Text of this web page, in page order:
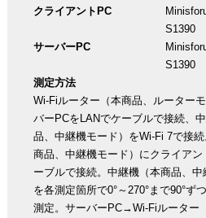
クライアントPC
S1390
サーバーPC
S1390
測定方法
Wi-Fiルーター（本商品、ルーター
バーPCをLANでケーブルで接続、
品、中継機モード）をWi-Fi 7で接
商品、中継機モード）にクライアン
ーブルで接続。中継機（本商品、中
を各測定箇所で0°～270°まで90°ず
測定。サーバーPC→Wi-Fiルーター